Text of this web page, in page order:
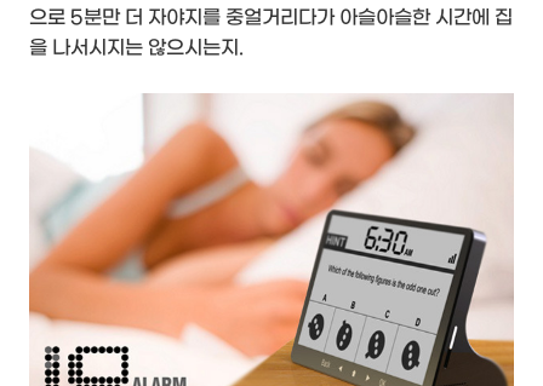
으로 5분만 더 자야지를 중얼거리다가 아슬아슬한 시간에 집
을 나서시지는 않으시는지.